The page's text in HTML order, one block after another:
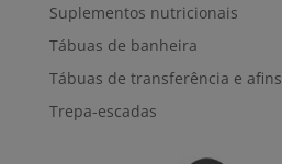
Suplementos nutricionais
Tábuas de banheira
Tábuas de transferência e afins
Trepa-escadas